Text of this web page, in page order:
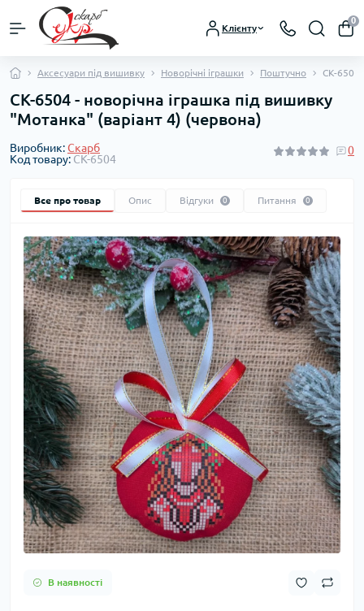
Клієнту
0
Аксесуари під вишивку Новорічні іграшки Поштучно СК-6504
СК-6504 - новорічна іграшка під вишивку
"Мотанка" (варіант 4) (червона)
Виробник:Скарб
Код товару: СК-6504
0
Все про товар Опис Відгуки 0 Питання 0
В наявності